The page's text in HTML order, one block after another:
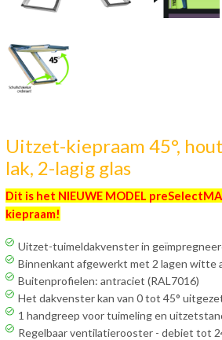
Uitzet-kiepraam 45°,
lak, 2-lagig glas
Dit is het NIEUWE MODEL
kiepraam!
Uitzet-tuimeldakvenster in
Binnenkant afgewerkt met 2 lagen witte
Buitenprofielen: antraciet (RAL7016)
Het dakvenster kan van 0 tot 45°
1 handgreep voor tuimeling en
Regelbaar ventilatierooster - debiet tot